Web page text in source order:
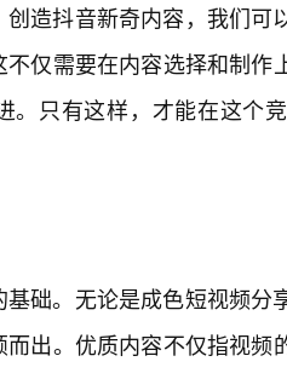
造抖音新奇内容，我们可
仅需要在内容选择和制作
。只有这样，才能在这个
础。无论是成色短视频分
出。优质内容不仅指视频